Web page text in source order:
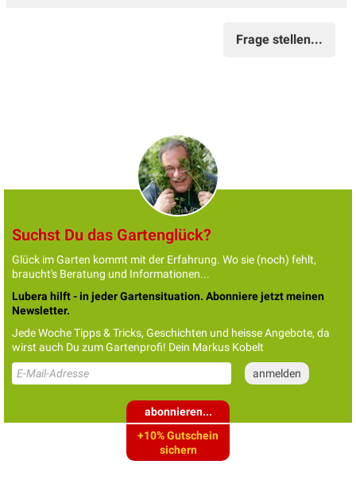
Frage stellen...
Suchst Du das Gartenglück?
Glück im Garten kommt mit der Erfahrung. Wo sie (noch) fehlt,
braucht's Beratung und Informationen...
Lubera hilft - in jeder Gartensituation. Abonniere jetzt meinen
Newsletter.
Jede Woche Tipps & Tricks, Geschichten und heisse Angebote, da
wirst auch Du zum Gartenprofi! Dein Markus Kobelt
abonnieren...
+10% Gutschein
sichern